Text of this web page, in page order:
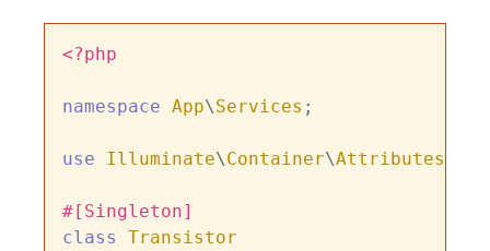
<?php
namespace App\Services ;
use Illuminate\Container\Attributes
#[Singleton]
class
Transistor